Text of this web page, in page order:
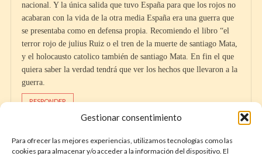
Gestionar consentimiento
Para ofrecer las mejores experiencias, utilizamos tecnologías como las
cookies para almacenar y/o acceder a la información del dispositivo. El
nacional. Y la única salida que tuvo España para que los rojos no
acabaran con la vida de la otra media España era una guerra que
se presentaba como en defensa propia. Recomiendo el libro “el
terror rojo de julius Ruiz o el tren de la muerte de santiago Mata,
y el holocausto catolico también de santiago Mata. En fin el que
quiera saber la verdad tendrá que ver los hechos que llevaron a la
guerra.
RESPONDER